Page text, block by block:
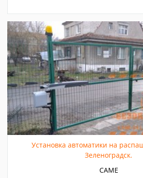
Установка автоматики на
Зеленоградск.
CAME